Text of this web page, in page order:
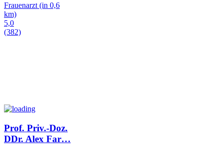
Frauenarzt (in 0,6
km)
5,0
(382)
Prof. Priv.-Doz.
DDr. Alex Far…